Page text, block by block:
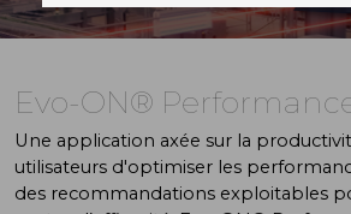
Evo-ON®
Une application axée sur la
utilisateurs d'optimiser les
des recommandations exploitables